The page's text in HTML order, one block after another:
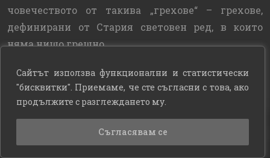
Сайтът използва функционални и статистически
"бисквитки". Приемаме, че сте съгласни с това, ако
продължите с разглеждането му.
Съгласявам се
човечеството от такива „грехове“ – грехове,
дефинирани от Стария световен ред, в които
няма нищо грешно.
Катари– гностици, представлявали сериозна
религиозна опасност за католическата църква в
южните части на Франция през средните векове.
(Предшествениците на катарите са били групи
като павликяните, атинганите и богомилите.)
Катарите също са свързвани чрез литературата с